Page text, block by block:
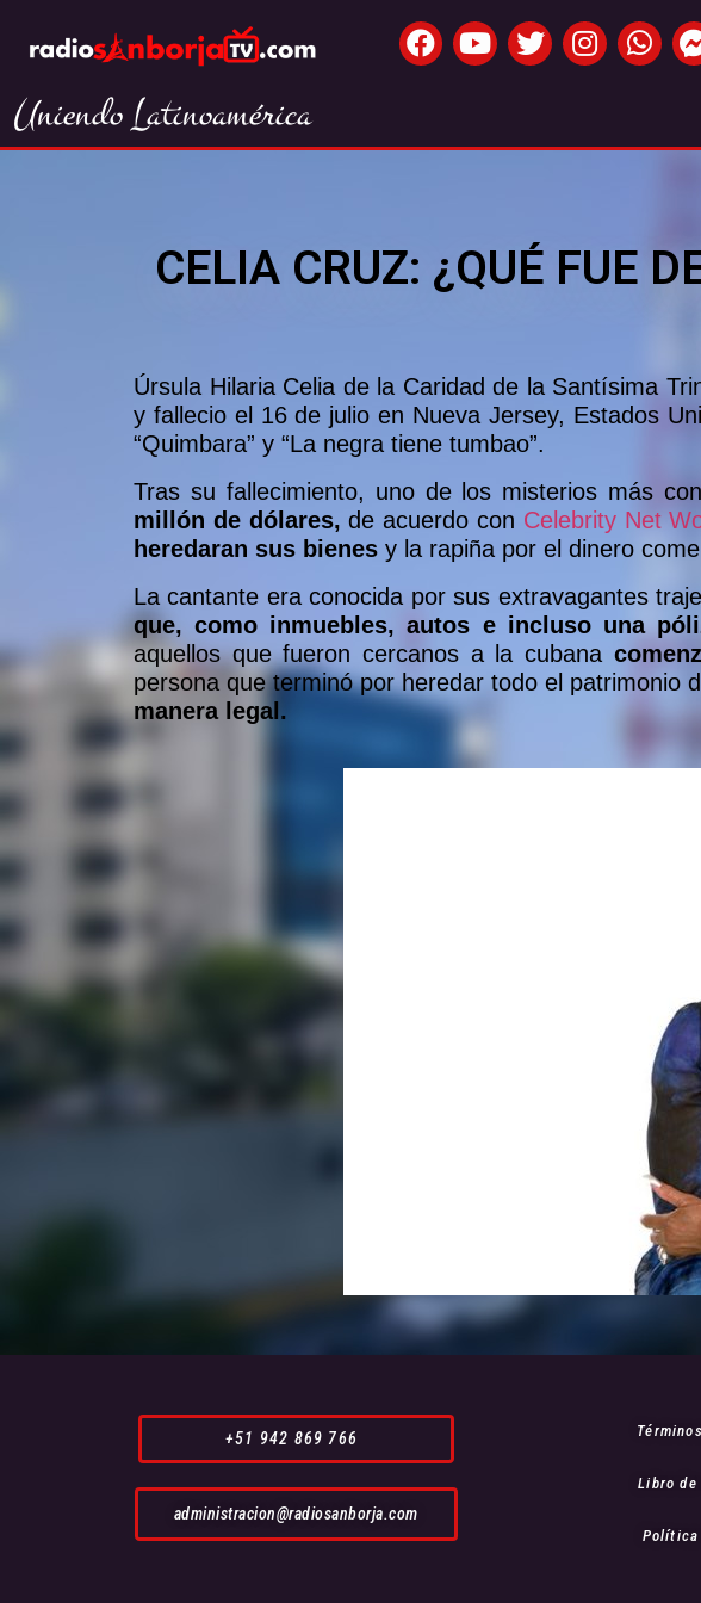
Uniendo Latinoamérica
CELIA CRUZ: ¿QUÉ FUE
Úrsula Hilaria Celia de la Caridad de la Santísima
y fallecio el 16 de julio en Nueva Jersey, Estados
“Quimbara” y “La negra tiene tumbao”.
Tras su fallecimiento, uno de los misterios más
millón de dólares,de acuerdo con Celebrity Net
heredaran sus bienes y la rapiña por el dinero
La cantante era conocida por sus extravagantes
que, como inmuebles, autos e incluso una
aquellos que fueron cercanos a la cubana
persona que terminó por heredar todo el patrimonio
manera legal.
+51 942 869 766
administracion@radiosanborja.com
Libro de
Política